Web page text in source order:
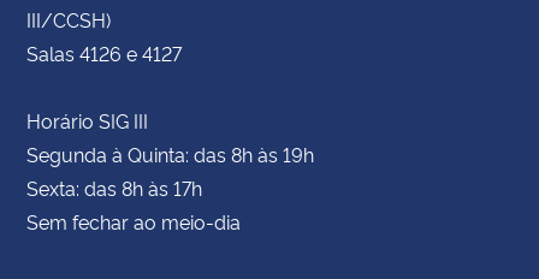
III/CCSH)
Salas 4126 e 4127
Horário SIG III
Segunda à Quinta: das 8h às 19h
Sexta: das 8h às 17h
Sem fechar ao meio-dia